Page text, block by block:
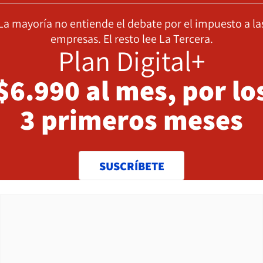
mayoría no entiende el debate por el impuesto a
empresas. El resto lee La Tercera.
Plan Digital+
al mes, por
3 primeros meses
SUSCRÍBETE